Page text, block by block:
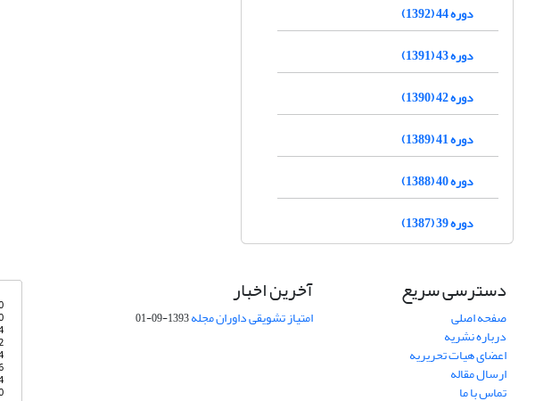
دوره 44 (1392)
دوره 43 (1391)
دوره 42 (1390)
دوره 41 (1389)
دوره 40 (1388)
دوره 39 (1387)
دسترسی سریع
صفحه اصلی
درباره نشریه
اعضای هیات تحریریه
ارسال مقاله
تماس با ما
آخرین اخبار
امتیاز تشویقی داوران مجله1393-09-01